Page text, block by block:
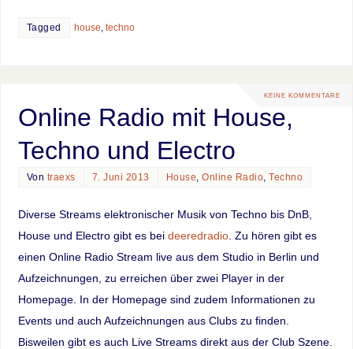
Tagged house, techno
KEINE KOMMENTARE
Online Radio mit House,
Techno und Electro
Von traexs 7. Juni 2013 House,Online Radio,Techno
Diverse Streams elektronischer Musik von Techno bis DnB,
House und Electro gibt es bei deeredradio. Zu hören gibt es
einen Online Radio Stream live aus dem Studio in Berlin und
Aufzeichnungen, zu erreichen über zwei Player in der
Homepage. In der Homepage sind zudem Informationen zu
Events und auch Aufzeichnungen aus Clubs zu finden.
Bisweilen gibt es auch Live Streams direkt aus der Club Szene.